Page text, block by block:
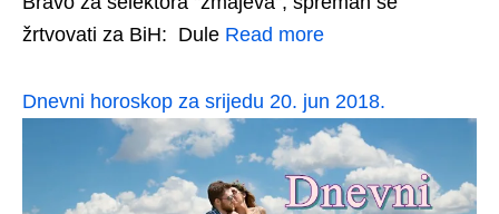
žrtvovati za BiH: Dule Read more
Dnevni horoskop za srijedu 20. jun 2018.